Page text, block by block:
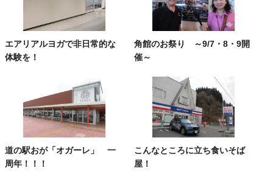
エアリアルヨガで非日常的な
体験を！
角館のお祭り ～9/7・8・9開
催～
道の駅おが「オガーレ」 一
周年！！！
こんなところに立ち食いそば
屋！